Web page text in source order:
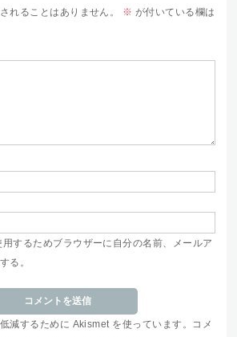
れることはありません。
※ が付いている欄は
するためブラウザーに自分の名前、メールア
る。
減するために Akismet を使っています。
コメ